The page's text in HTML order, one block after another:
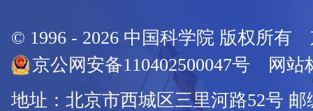
© 1996 - 2026 中国科学院 版权所有
京公网安备110402500047号 网站
地址：北京市西城区三里河路52号 邮